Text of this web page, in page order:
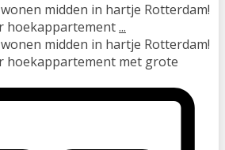
midden in hartje Rotterdam!
hoekappartement...
midden in hartje Rotterdam!
hoekappartement met grote